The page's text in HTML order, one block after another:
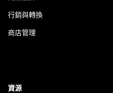
行銷與轉換
商店管理
資源